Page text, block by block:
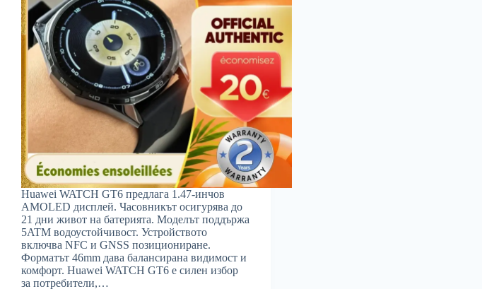
Huawei WATCH GT6 предлага 1.47-инчов
AMOLED дисплей. Часовникът осигурява до
21 дни живот на батерията. Моделът поддържа
5ATM водоустойчивост. Устройството
включва NFC и GNSS позициониране.
Форматът 46mm дава балансирана видимост и
комфорт. Huawei WATCH GT6 е силен избор
за потребители,…